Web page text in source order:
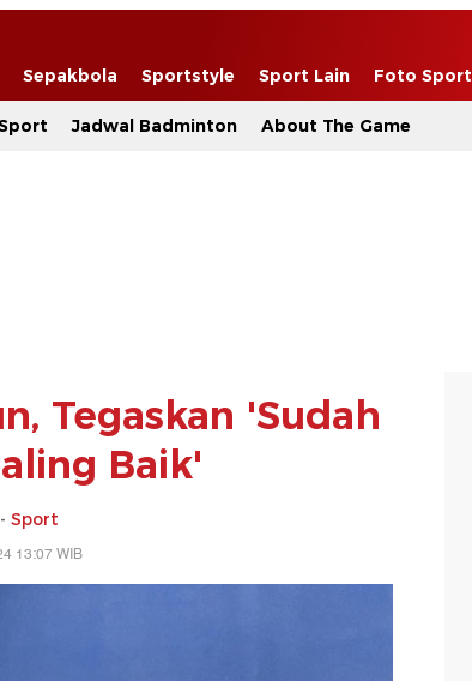
Sepakbola Sportstyle Sport Lain Foto Sport
Jadwal Badminton About The Game
Tegaskan 'Sudah
Baik'
Sport
13:07 WIB